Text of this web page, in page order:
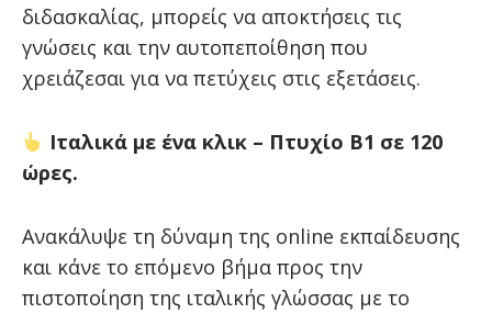
διδασκαλίας, μπορείς να αποκτήσεις τις
γνώσεις και την αυτοπεποίθηση που
χρειάζεσαι για να πετύχεις στις εξετάσεις.
Ιταλικά με ένα κλικ – Πτυχίο Β1 σε 120
ώρες.
Ανακάλυψε τη δύναμη της online εκπαίδευσης
και κάνε το επόμενο βήμα προς την
πιστοποίηση της ιταλικής γλώσσας με το